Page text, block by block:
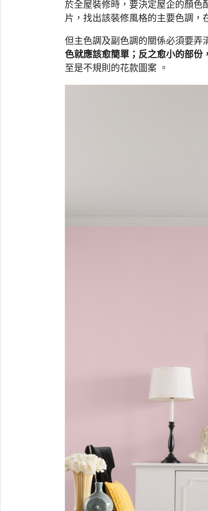
於全屋裝修時，要決定屋企的顏色
片，找出該裝修風格的主要色調，
但主色調及副色調的關係必須要弄
色就應該愈簡單；反之愈小的部份
至是不規則的花款圖案 。